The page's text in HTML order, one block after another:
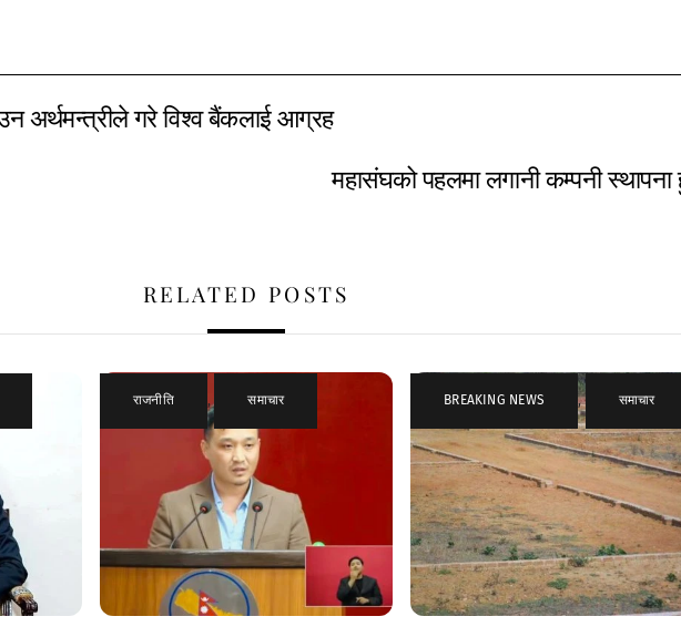
अर्थमन्त्रीले गरे विश्व बैंकलाई आग्रह
महासंघको पहलमा लगानी कम्पनी स्थापना
RELATED POSTS
राजनीति , समाचार BREAKING NEWS , समाचार